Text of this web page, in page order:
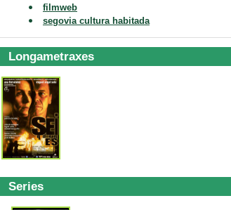
filmweb
segovia cultura habitada
Longametraxes
Series